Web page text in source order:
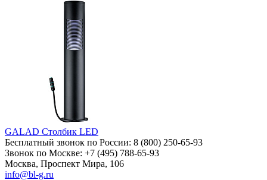
GALAD Столбик LED
Бесплатный звонок по России: 8 (800) 250-65-93
Звонок по Москве: +7 (495) 788-65-93
Москва, Проспект Мира, 106
info@bl-g.ru